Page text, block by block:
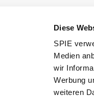
Diese
SPIE
Medien
wir
Werbung
weiteren